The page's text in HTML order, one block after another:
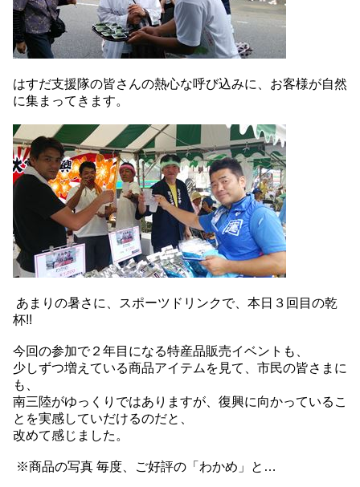
はすだ支援隊の皆さんの熱心な呼び込みに、お客様が自然
に集まってきます。
あまりの暑さに、スポーツドリンクで、本日３回目の乾
杯!!
今回の参加で２年目になる特産品販売イベントも、
少しずつ増えている商品アイテムを見て、市民の皆さまに
も、
南三陸がゆっくりではありますが、復興に向かっているこ
とを実感していだけるのだと、
改めて感じました。
※商品の写真 毎度、ご好評の「わかめ」と…